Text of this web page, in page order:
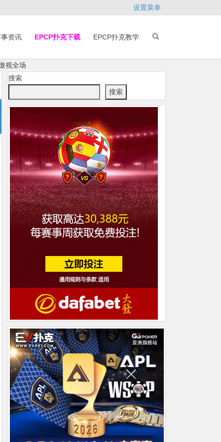
设置菜单
资讯 EPCP扑克下载 EPCP扑克教学
视全场
搜索
搜索